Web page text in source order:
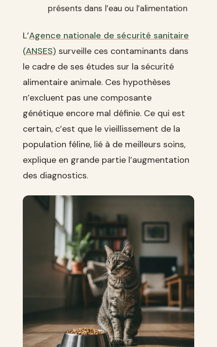
présents dans l’eau ou l’alimentation
L’Agence nationale de sécurité sanitaire
(ANSES) surveille ces contaminants dans
le cadre de ses études sur la sécurité
alimentaire animale. Ces hypothèses
n’excluent pas une composante
génétique encore mal définie. Ce qui est
certain, c’est que le vieillissement de la
population féline, lié à de meilleurs soins,
explique en grande partie l’augmentation
des diagnostics.